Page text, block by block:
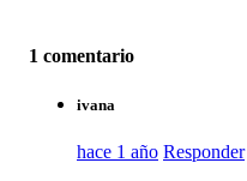
1 comentario
ivana
hace 1 año Responder